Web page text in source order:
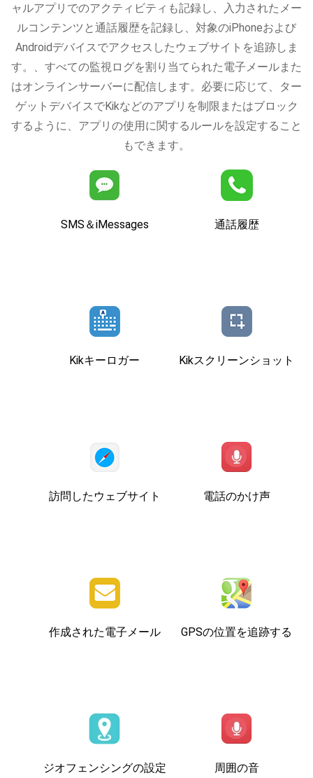
ャルアプリでのアクティビティも記録し、入力されたメー
ルコンテンツと通話履歴を記録し、対象のiPhoneおよび
Androidデバイスでアクセスしたウェブサイトを追跡しま
す。、すべての監視ログを割り当てられた電子メールまた
はオンラインサーバーに配信します。必要に応じて、ター
ゲットデバイスでKikなどのアプリを制限またはブロック
するように、アプリの使用に関するルールを設定すること
もできます。
SMS＆iMessages 通話履歴
Kikキーロガー Kikスクリーンショット
訪問したウェブサイト 電話のかけ声
作成された電子メール GPSの位置を追跡する
ジオフェンシングの設定 周囲の音